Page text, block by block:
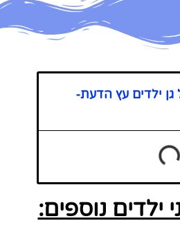
ילדים עץ הדעת-
ילדים נוספים: